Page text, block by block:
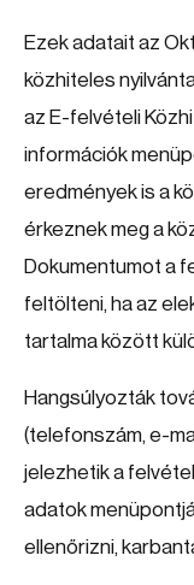
Ezek adatait az
közhiteles
az E-felvételi
információk
eredmények is a
érkeznek meg a
Dokumentumot a
feltölteni, ha az
tartalma között
Hangsúlyozták
(telefonszám, e-
jelezhetik a
adatok
ellenőrizni,